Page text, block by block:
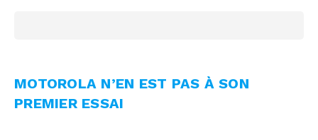
MOTOROLA N’EN EST PAS À SON
PREMIER ESSAI